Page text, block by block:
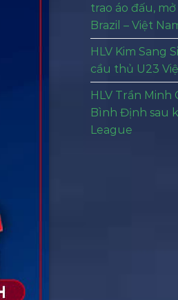
trao áo đấu,
Brazil – Việt
HLV Kim Sang
cầu thủ U23
HLV Trần Minh
Bình Định sau
League